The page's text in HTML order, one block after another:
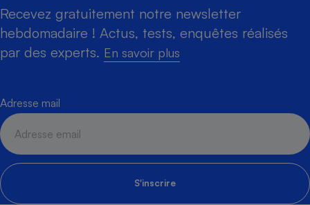
Recevez gratuitement notre newsletter
hebdomadaire ! Actus, tests, enquêtes réalisés
par des experts. En savoir plus
Adresse mail
S'inscrire